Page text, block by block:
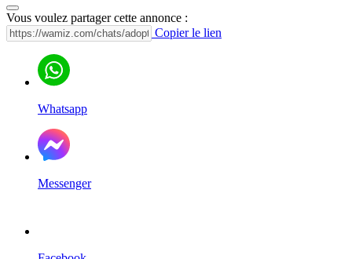
Vous voulez partager cette annonce :
Copier le lien
Whatsapp
Messenger